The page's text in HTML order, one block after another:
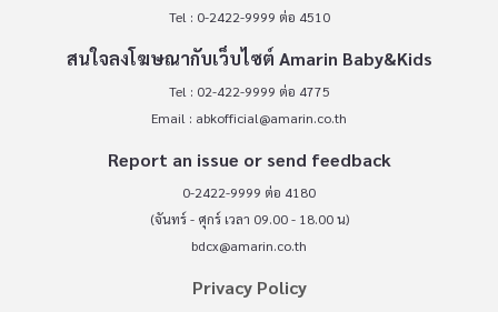
Tel : 0-2422-9999 ต่อ 4510
สนใจลงโฆษณากับเว็บไซต์ Amarin Baby&Kids
Tel : 02-422-9999 ต่อ 4775
Email : abkofficial@amarin.co.th
Report an issue or send feedback
0-2422-9999 ต่อ 4180
(จันทร์ - ศุกร์ เวลา 09.00 - 18.00 น)
bdcx@amarin.co.th
Privacy Policy